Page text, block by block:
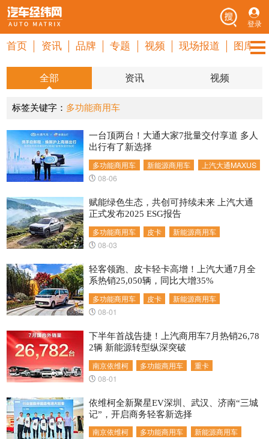
登录
首页 资讯 品牌 专题 视频 现场报道 图库
全部 资讯 视频
标签关键字： 多功能商用车
多功能商用车 新能源商用车 上汽大通MAXUS
一台顶两台！大通大家7批量交付享道 多人
出行有了新选择
08-06
多功能商用车 皮卡 新能源商用车
赋能绿色生态，共创可持续未来 上汽大通
正式发布2025 ESG报告
08-03
多功能商用车 皮卡 新能源商用车
轻客领跑、皮卡轻卡高增！上汽大通7月全
系热销25,050辆，同比大增35%
08-01
南京依维柯 多功能商用车 重卡
下半年首战告捷！上汽商用车7月热销26,78
2辆 新能源转型纵深突破
08-01
南京依维柯 多功能商用车 新能源商用车
依维柯全新聚星EV深圳、武汉、济南“三城
记”，开启商务轻客新选择